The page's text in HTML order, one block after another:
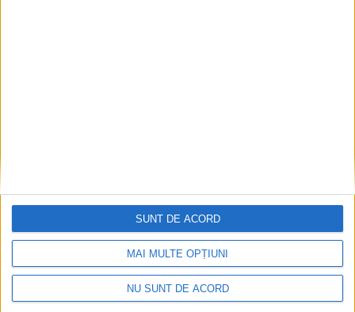
MAI MULTE OPȚIUNI
NU SUNT DE ACORD
SUNT DE ACORD